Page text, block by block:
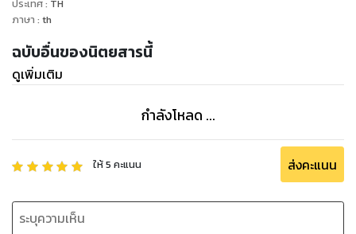
ประเทศ: TH
ภาษา : th
ฉบับอื่นของนิตยสารนี้
ดูเพิ่มเติม
กำลังโหลด ...
ให้5 คะแนน ส่งคะแนน